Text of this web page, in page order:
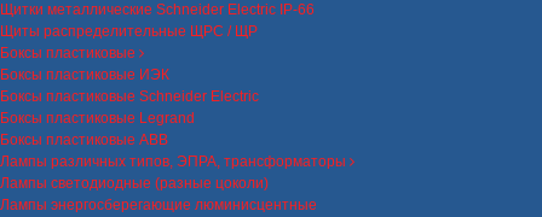
Щитки металлические Schneider Electric IP-66
Щиты распределительные ЩРС / ЩР
Боксы пластиковые
Боксы пластиковые ИЭК
Боксы пластиковые Schneider Electric
Боксы пластиковые Legrand
Боксы пластиковые ABB
Лампы различных типов, ЭПРА, трансформаторы
Лампы светодиодные (разные цоколи)
Лампы энергосберегающие люминисцентные